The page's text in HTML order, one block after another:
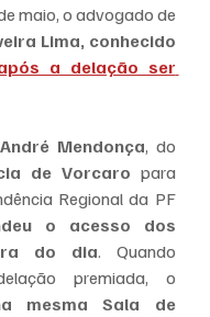
maio, o advogado de
Lima, conhecido
a delação ser
André Mendonça, do
de Vorcaro para
Regional da PF
o acesso dos
do dia. Quando
premiada, o
mesma Sala de